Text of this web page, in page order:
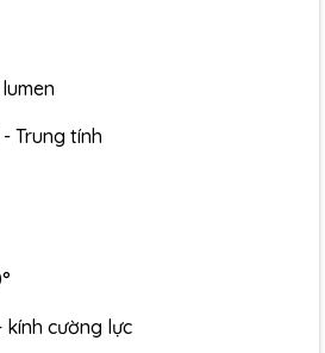
Trung tính
kính cường lực